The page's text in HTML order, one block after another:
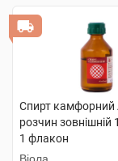
Спирт камфорний
розчин зовнішній
1 флакон